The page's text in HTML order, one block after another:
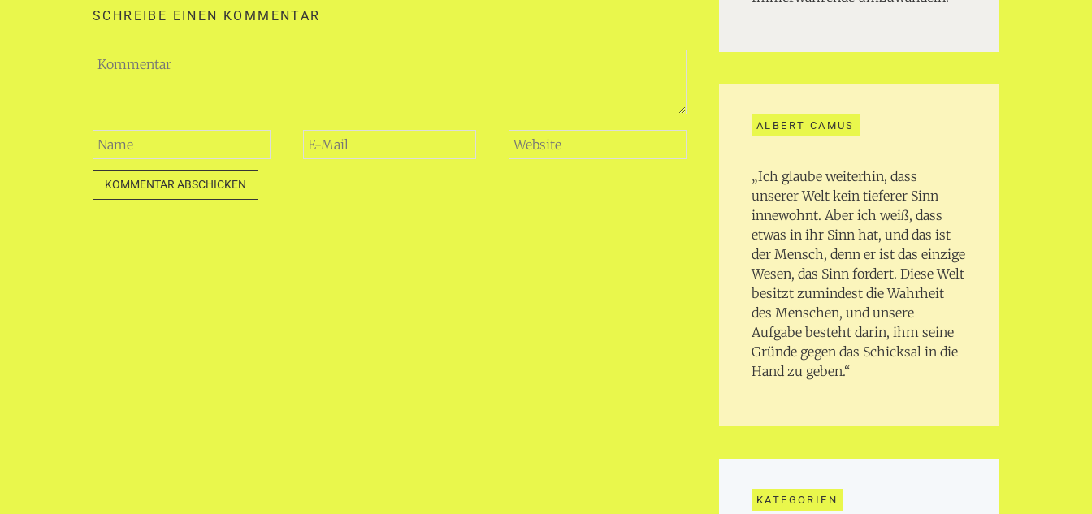
SCHREIBE EINEN KOMMENTAR
ALBERT CAMUS
„Ich glaube weiterhin, dass
unserer Welt kein tieferer Sinn
innewohnt. Aber ich weiß, dass
etwas in ihr Sinn hat, und das ist
der Mensch, denn er ist das einzige
Wesen, das Sinn fordert. Diese Welt
besitzt zumindest die Wahrheit
des Menschen, und unsere
Aufgabe besteht darin, ihm seine
Gründe gegen das Schicksal in die
Hand zu geben.“
KATEGORIEN